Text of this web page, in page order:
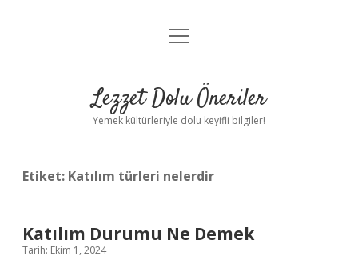
Anasayfa
Yasal Uyarı
menüyü
Lezzet Dolu Öneriler
Yemek kültürleriyle dolu keyifli bilgiler!
Etiket: Katılım türleri nelerdir
Katılım Durumu Ne Demek
Tarih: Ekim 1, 2024